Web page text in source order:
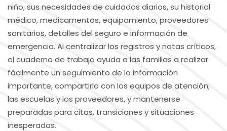
niño, sus necesidades de cuidados diarios, su historial
médico, medicamentos, equipamiento, proveedores
sanitarios, detalles del seguro e información de
emergencia. Al centralizar los registros y notas críticos,
el cuaderno de trabajo ayuda a las familias a realizar
fácilmente un seguimiento de la información
importante, compartirla con los equipos de atención,
las escuelas y los proveedores, y mantenerse
preparadas para citas, transiciones y situaciones
inesperadas.